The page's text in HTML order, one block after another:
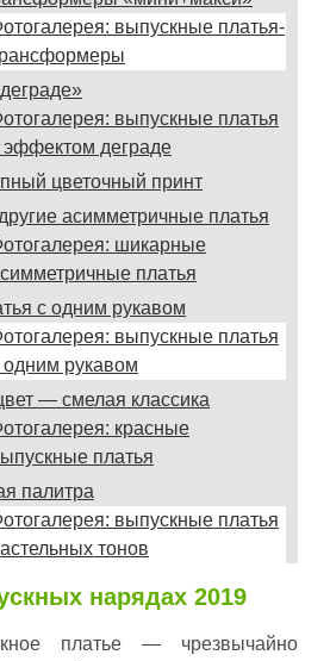
выпускные платья-
выпускные платья
эффектом деграде
цветочный принт
асимметричные платья
шикарные
платья
с одним рукавом
выпускные платья
одним рукавом
— смелая классика
красные
платья
палитра
выпускные платья
тонов
нарядах 2019
платье — чрезвычайно